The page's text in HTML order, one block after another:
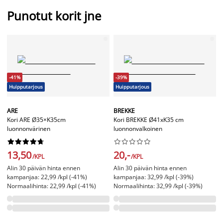
Punotut korit jne
-41%
Huipputarjous
ARE
Kori ARE Ø35×K35cm
luonnonvärinen






13,50/KPL
Alin 30 päivän hinta ennen
kampanjaa: 22,99 /kpl (-41%)
Normaalihinta: 22,99 /kpl (-41%)
-39%
Huipputarjous
BREKKE
Kori BREKKE Ø41xK35 cm
luonnonvalkoinen






20,-/KPL
Alin 30 päivän hinta ennen
kampanjaa: 32,99 /kpl (-39%)
Normaalihinta: 32,99 /kpl (-39%)